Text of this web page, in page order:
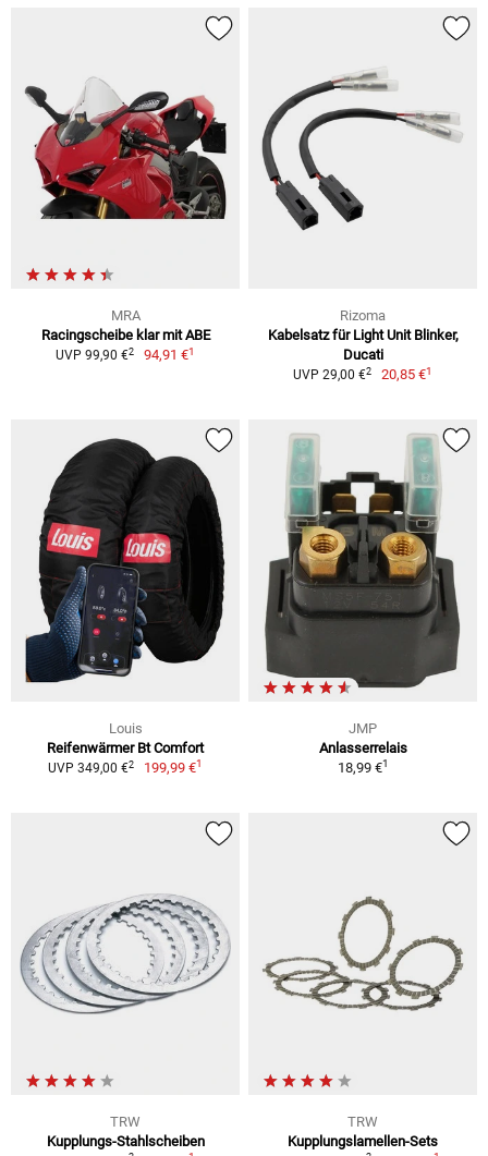
MRA
Racingscheibe klar mit ABE
UVP 99,90 €2 94,91 €1
Rizoma
Kabelsatz für Light Unit Blinker,
Ducati
UVP 29,00 €2 20,85 €1
Louis
Reifenwärmer Bt Comfort
UVP 349,00 €2 199,99 €1
JMP
Anlasserrelais
18,99 €1
TRW
Kupplungs-Stahlscheiben
TRW
Kupplungslamellen-Sets